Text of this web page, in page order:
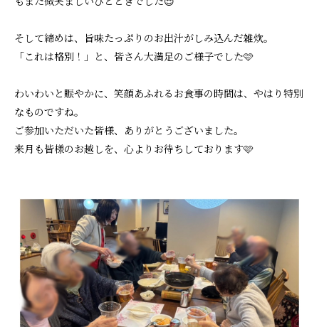
そして締めは、旨味たっぷりのお出汁がしみ込んだ雑炊。
「これは格別！」と、皆さん大満足のご様子でした🩷
わいわいと賑やかに、笑顔あふれるお食事の時間は、やはり特別
なものですね。
ご参加いただいた皆様、ありがとうございました。
来月も皆様のお越しを、心よりお待ちしております🩷